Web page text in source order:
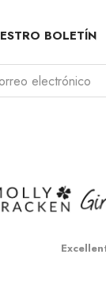
BOLETÍN